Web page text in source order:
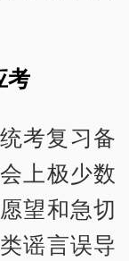
考
考复习备
上极少数
望和急切
谣言误导